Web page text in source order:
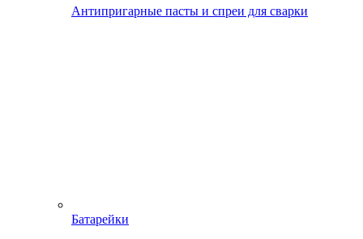
Антипригарные пасты и спреи для сварки
Батарейки